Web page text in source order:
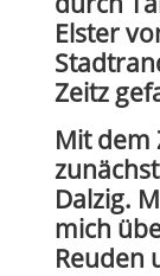
Elster
Zeitz
Mit dem
Dalzig.
mich
Reuden